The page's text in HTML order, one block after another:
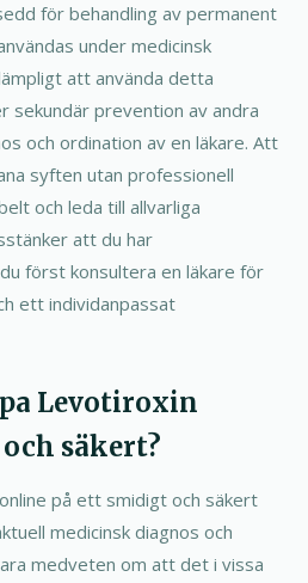
för behandling av permanent
under medicinsk
att använda detta
sekundär prevention av andra
och ordination av en läkare. Att
syften utan professionell
och leda till allvarliga
att du har
först konsultera en läkare för
ett individanpassat
Levotiroxin
säkert?
på ett smidigt och säkert
medicinsk diagnos och
medveten om att det i vissa